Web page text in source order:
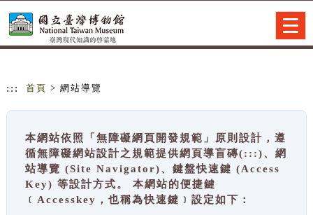
::: 首頁 > 網站導覽
本網站依照「無障礙網頁開發規範」原則設計，遵
循無障礙網站設計之規範提供網頁導盲磚(:::)、網
站導覽 (Site Navigator)、鍵盤快速鍵 (Access
Key) 等設計方式。 本網站的便捷鍵
﹝Accesskey，也稱為快速鍵﹞設定如下：